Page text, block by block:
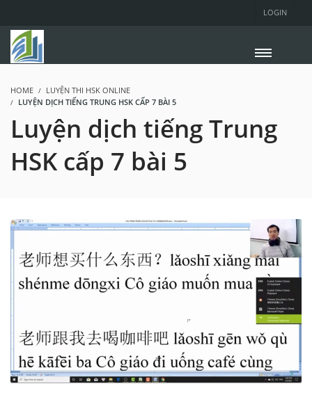
LOGIN
HOME
LUYỆN THI HSK ONLINE
LUYỆN DỊCH TIẾNG TRUNG HSK CẤP 7 BÀI 5
Luyện dịch tiếng Trung
HSK cấp 7 bài 5